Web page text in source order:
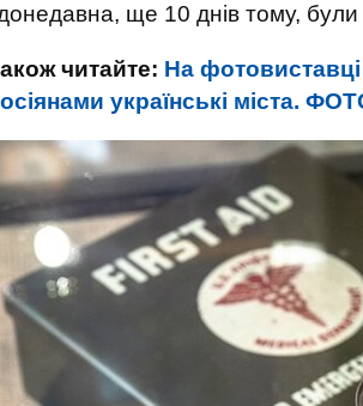
донедавна, ще 10 днів тому,
читайте: На
українські міста.